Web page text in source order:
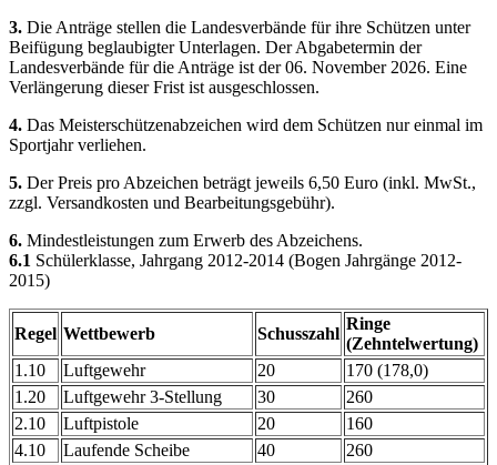
3. Die Anträge stellen die Landesverbände für ihre Schützen unter
Beifügung beglaubigter Unterlagen. Der Abgabetermin der
Landesverbände für die Anträge ist der 06. November 2026. Eine
Verlängerung dieser Frist ist ausgeschlossen.
4. Das Meisterschützenabzeichen wird dem Schützen nur einmal im
Sportjahr verliehen.
5. Der Preis pro Abzeichen beträgt jeweils 6,50 Euro (inkl. MwSt.,
zzgl. Versandkosten und Bearbeitungsgebühr).
6. Mindestleistungen zum Erwerb des Abzeichens.
6.1 Schülerklasse, Jahrgang 2012-2014 (Bogen Jahrgänge 2012-
2015)
Regel Wettbewerb Schusszahl
Ringe
(Zehntelwertung)
1.10
Luftgewehr 20
170 (178,0)
1.20
Luftgewehr 3-Stellung 30
260
2.10
Luftpistole 20
160
4.10
Laufende Scheibe 40
260